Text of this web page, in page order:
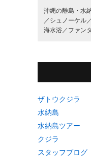
沖縄の離島・水
／ シュノーケル／
海水浴／ ファン
ザトウクジラ
水納島
水納島ツアー
クジラ
スタッフブログ